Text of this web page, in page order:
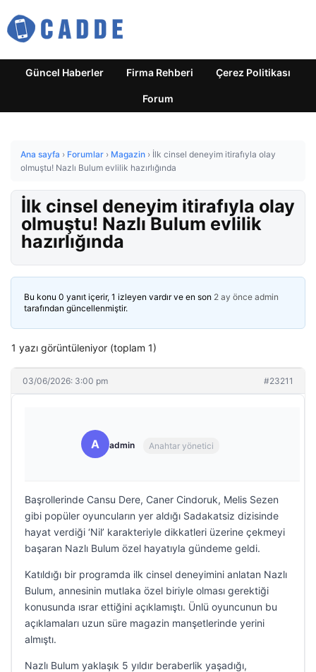
Güncel Haberler Firma Rehberi Çerez Politikası
Forum
Ana sayfa › Forumlar › Magazin › İlk cinsel deneyim itirafıyla olay
olmuştu! Nazlı Bulum evlilik hazırlığında
İlk cinsel deneyim itirafıyla olay
olmuştu! Nazlı Bulum evlilik
hazırlığında
Bu konu 0 yanıt içerir, 1 izleyen vardır ve en son 2 ay önce admin
tarafından güncellenmiştir.
1 yazı görüntüleniyor (toplam 1)
03/06/2026: 3:00 pm #23211
A admin Anahtar yönetici
Başrollerinde Cansu Dere, Caner Cindoruk, Melis Sezen
gibi popüler oyuncuların yer aldığı Sadakatsiz dizisinde
hayat verdiği ‘Nil’ karakteriyle dikkatleri üzerine çekmeyi
başaran Nazlı Bulum özel hayatıyla gündeme geldi.
Katıldığı bir programda ilk cinsel deneyimini anlatan Nazlı
Bulum, annesinin mutlaka özel biriyle olması gerektiği
konusunda ısrar ettiğini açıklamıştı. Ünlü oyuncunun bu
açıklamaları uzun süre magazin manşetlerinde yerini
almıştı.
Nazlı Bulum yaklaşık 5 yıldır beraberlik yaşadığı,